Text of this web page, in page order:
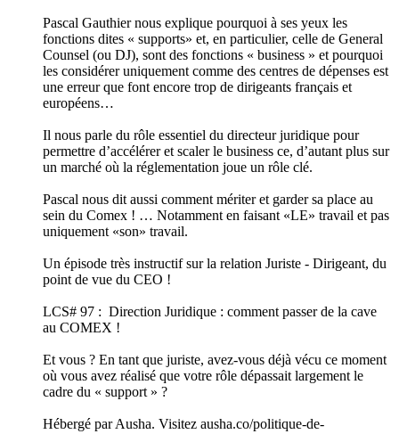
Pascal Gauthier nous explique pourquoi à ses yeux les
fonctions dites « supports» et, en particulier, celle de General
Counsel (ou DJ), sont des fonctions « business » et pourquoi
les considérer uniquement comme des centres de dépenses est
une erreur que font encore trop de dirigeants français et
européens…
Il nous parle du rôle essentiel du directeur juridique pour
permettre d’accélérer et scaler le business ce, d’autant plus sur
un marché où la réglementation joue un rôle clé.
Pascal nous dit aussi comment mériter et garder sa place au
sein du Comex ! … Notamment en faisant «LE» travail et pas
uniquement «son» travail.
Un épisode très instructif sur la relation Juriste - Dirigeant, du
point de vue du CEO !
LCS# 97 : Direction Juridique : comment passer de la cave
au COMEX !
Et vous ? En tant que juriste, avez-vous déjà vécu ce moment
où vous avez réalisé que votre rôle dépassait largement le
cadre du « support » ?
Hébergé par Ausha. Visitez ausha.co/politique-de-